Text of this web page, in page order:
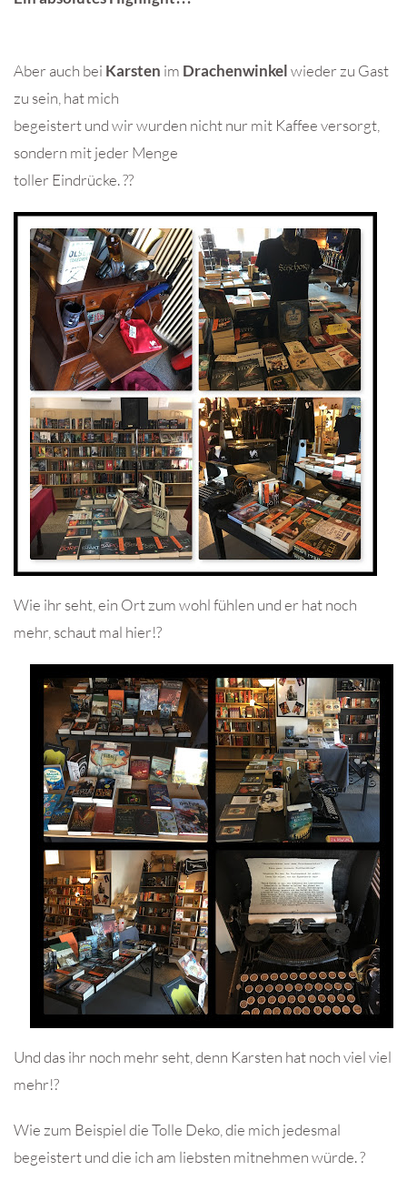
Aber auch bei Karsten im Drachenwinkelwieder zu Gast
zu sein, hat mich
begeistert und wir wurden nicht nur mit Kaffee versorgt,
sondern mit jeder Menge
toller Eindrücke. ??
Wie ihr seht, ein Ort zum wohl fühlen und er hat noch
mehr, schaut mal hier!?
Und das ihr noch mehr seht, denn Karsten hat noch viel viel
mehr!?
Wie zum Beispiel die Tolle Deko, die mich jedesmal
begeistert und die ich am liebsten mitnehmen würde. ?